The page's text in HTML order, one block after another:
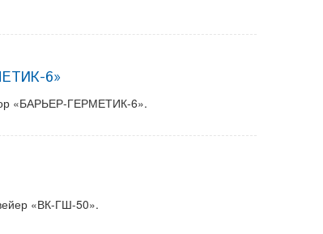
6»
«БАРЬЕР-ГЕРМЕТИК-6».
«ВК-ГШ-50».